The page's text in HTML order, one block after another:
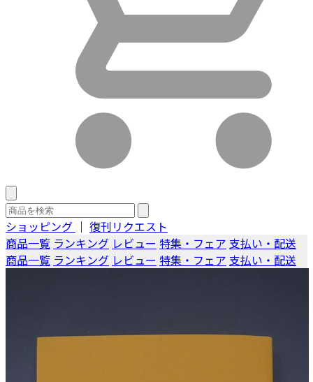
ショッピング ｜ 復刊リクエスト
商品一覧 ランキング レビュー 特集・フェア 支払い・配送
商品一覧 ランキング レビュー 特集・フェア 支払い・配送